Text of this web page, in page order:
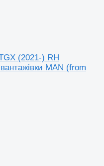
(2021-) RH
MAN (from